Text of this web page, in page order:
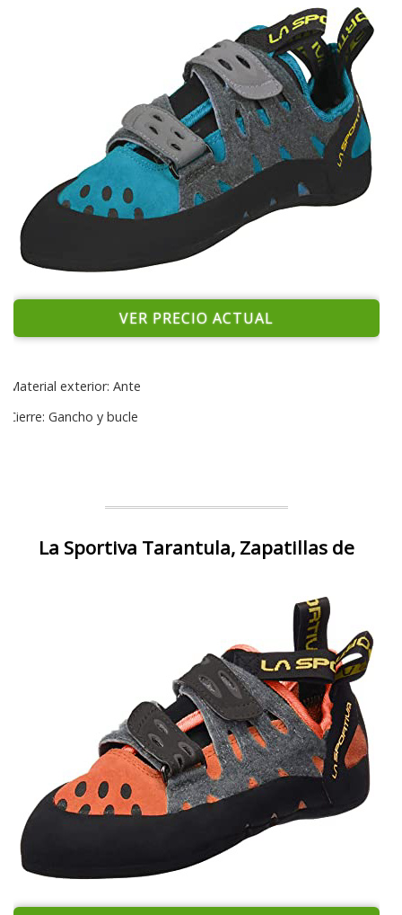
VER PRECIO ACTUAL
Material exterior: Ante
Cierre: Gancho y bucle
La Sportiva Tarantula, Zapatillas de